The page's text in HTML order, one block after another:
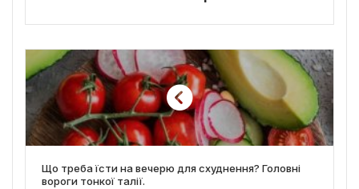
Що треба їсти на вечерю для схуднення? Головні
вороги тонкої талії.